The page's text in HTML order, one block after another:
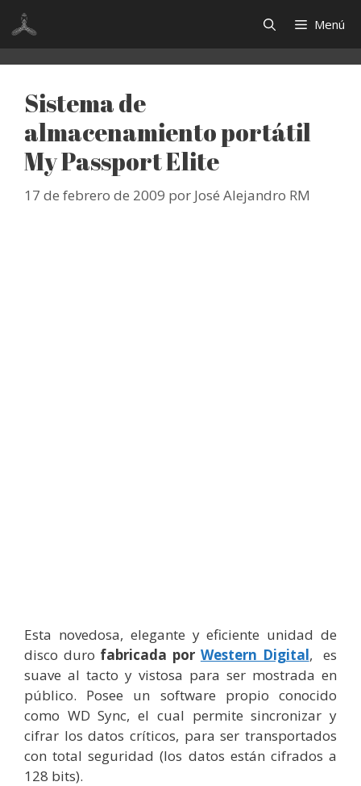
Saltar
contenido
Menú
Sistema de
almacenamiento portátil
My Passport Elite
17 de febrero de 2009 por José Alejandro RM
Esta novedosa, elegante y eficiente unidad de
disco duro fabricada por Western Digital, es
suave al tacto y vistosa para ser mostrada en
público. Posee un software propio conocido
como WD Sync, el cual permite sincronizar y
cifrar los datos críticos, para ser transportados
con total seguridad (los datos están cifrados a
128 bits).